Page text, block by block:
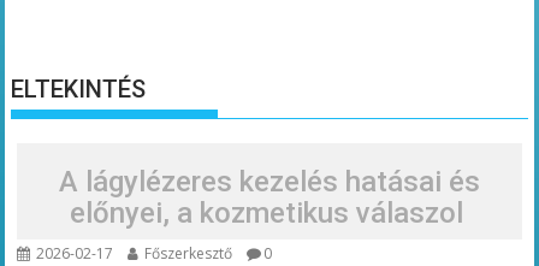
ELTEKINTÉS
A lágylézeres kezelés hatásai és
előnyei, a kozmetikus válaszol
2026-02-17 Főszerkesztő 0